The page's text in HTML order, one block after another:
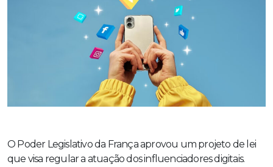
O Poder Legislativo da França aprovou um projeto de lei
que visa regular a atuação dos influenciadores digitais.